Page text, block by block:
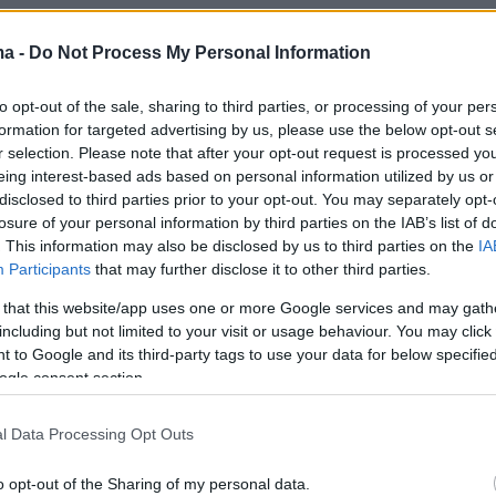
- Do Not Process My Personal Information
opt-out of the sale, sharing to third parties, or processing of your
for targeted advertising by us, please use the below opt-out
selection. Please note that after your opt-out request is processed
interest-based ads based on personal information utilized by us
to third parties prior to your opt-out. You may separately
of your personal information by third parties on the IAB’s list of
This information may also be disclosed by us to third parties on the
Participants that may further disclose it to other third parties.
that this website/app uses one or more Google services and may
but not limited to your visit or usage behaviour. You may
to Google and its third-party tags to use your data for below
consent section.
Data Processing Opt Outs
opt-out of the Sharing of my personal data.
ίδιο πανεπιστήμιο με τον Lutsyk δήλωσε
το όπλο μου. Έμαθα πώς να πυροβολώ και
στη μάχη. Επίσης έμαθα πολλά άλλα
θα είναι πολύ κρίσιμα στον αγώνα με τους